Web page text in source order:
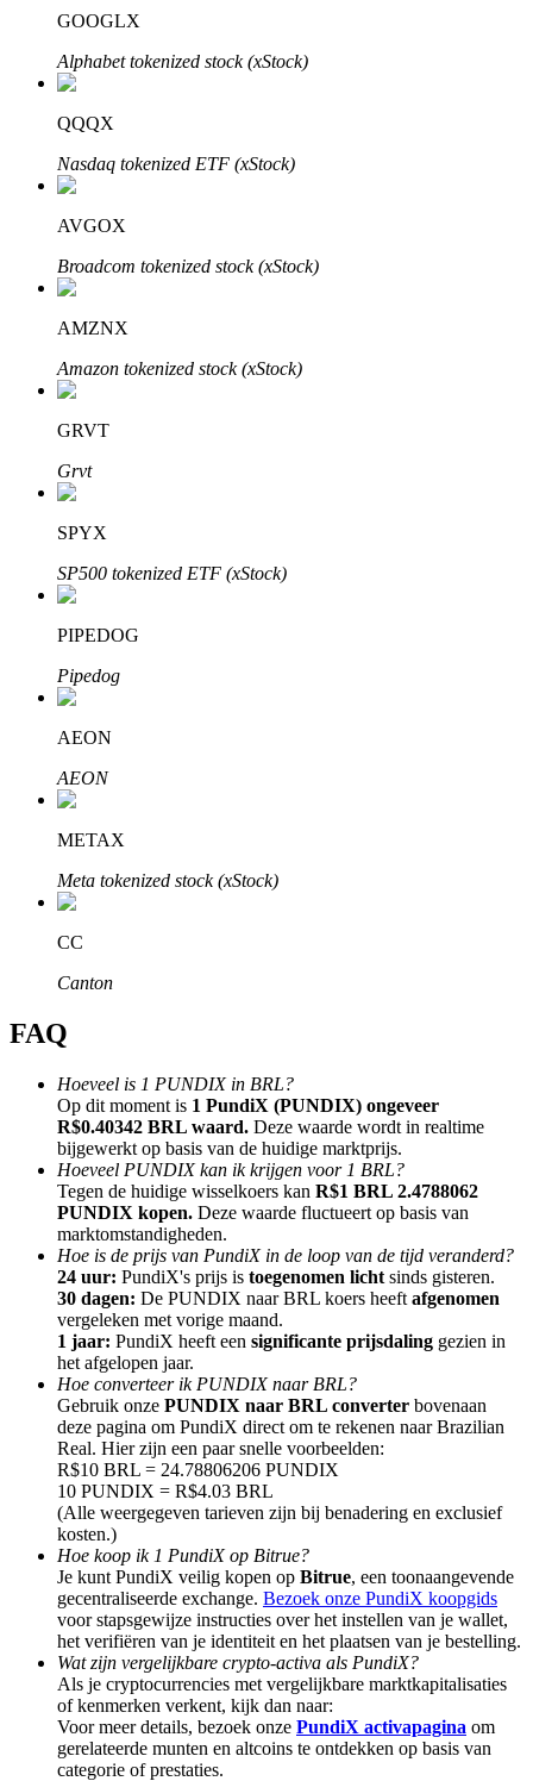
Leer staken
Meer informatie over het verdienen van passief inkomen
Bitrue
Bitrue-partners
Doorverwijzing
Nodig een vriend uit om contante beloningen te ontvangen
BTC Welcome Rewards
BTC Welcome Rewards
Deposit & Trade BTC to Share 25000 USDT prize pool!
Deposit CASHCAT & Win
Share 500000 CASHCAT prize pool
GOOGLX
Alphabet tokenized stock (xStock)
QQQX
Nasdaq tokenized ETF (xStock)
AVGOX
Broadcom tokenized stock (xStock)
AMZNX
Amazon tokenized stock (xStock)
GRVT
Grvt
SPYX
SP500 tokenized ETF (xStock)
PIPEDOG
Pipedog
AEON
AEON
METAX
Meta tokenized stock (xStock)
CC
Canton
FAQ
Hoeveel is 1 PUNDIX in BRL?
Op dit moment is 1 PundiX (PUNDIX) ongeveer
R$0.40342 BRL waard. Deze waarde wordt in realtime
bijgewerkt op basis van de huidige marktprijs.
Hoeveel PUNDIX kan ik krijgen voor 1 BRL?
Tegen de huidige wisselkoers kan R$1 BRL 2.4788062
PUNDIX kopen. Deze waarde fluctueert op basis van
marktomstandigheden.
Hoe is de prijs van PundiX in de loop van de tijd veranderd?
24 uur: PundiX's prijs is toegenomen licht sinds gisteren.
30 dagen: De PUNDIX naar BRL koers heeft afgenomen
vergeleken met vorige maand.
1 jaar: PundiX heeft een significante prijsdaling gezien in
het afgelopen jaar.
Hoe converteer ik PUNDIX naar BRL?
Gebruik onze PUNDIX naar BRL converter bovenaan
deze pagina om PundiX direct om te rekenen naar Brazilian
Real. Hier zijn een paar snelle voorbeelden:
R$10 BRL = 24.78806206 PUNDIX
10 PUNDIX = R$4.03 BRL
(Alle weergegeven tarieven zijn bij benadering en exclusief
kosten.)
Hoe koop ik 1 PundiX op Bitrue?
Je kunt PundiX veilig kopen op Bitrue, een toonaangevende
gecentraliseerde exchange. Bezoek onze PundiX koopgids
voor stapsgewijze instructies over het instellen van je wallet,
het verifiëren van je identiteit en het plaatsen van je bestelling.
Wat zijn vergelijkbare crypto-activa als PundiX?
Als je cryptocurrencies met vergelijkbare marktkapitalisaties
of kenmerken verkent, kijk dan naar:
Voor meer details, bezoek onze PundiX activapagina om
gerelateerde munten en altcoins te ontdekken op basis van
categorie of prestaties.